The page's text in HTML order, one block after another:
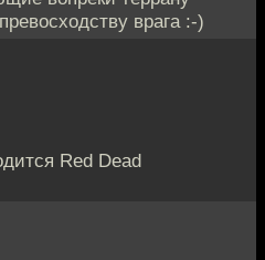
врага :-)
Red Dead